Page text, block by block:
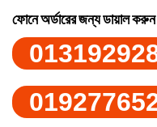
ফোনে অর্ডারের জন্য ডায়াল করুন